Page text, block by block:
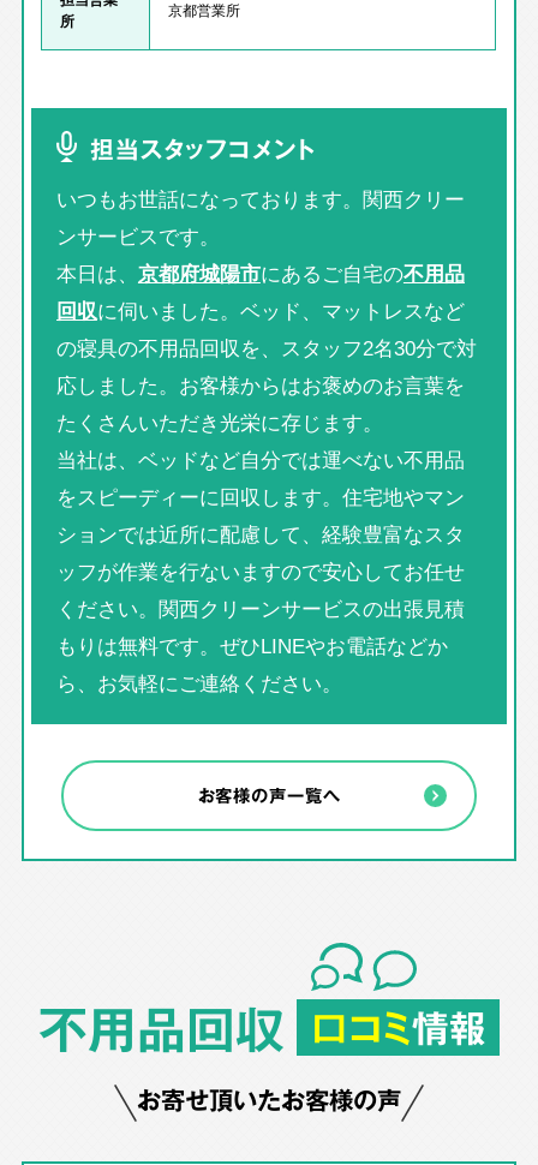
所
京都営業所
担当スタッフコメント
いつもお世話になっております。関西クリー
ンサービスです。
本日は、 京都府城陽市にあるご自宅の不用品
回収に伺いました。ベッド、マットレスなど
の寝具の不用品回収を、スタッフ2名30分で対
応しました。お客様からはお褒めのお言葉を
たくさんいただき光栄に存じます。
当社は、ベッドなど自分では運べない不用品
をスピーディーに回収します。住宅地やマン
ションでは近所に配慮して、経験豊富なスタ
ッフが作業を行ないますので安心してお任せ
ください。関西クリーンサービスの出張見積
もりは無料です。ぜひLINEやお電話などか
ら、お気軽にご連絡ください。
お客様の声一覧へ
不用品回収 口コミ情報
お寄せ頂いたお客様の声